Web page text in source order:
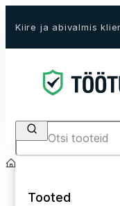
Kiire ja abivalmis
Search
Tooted
Avaleht